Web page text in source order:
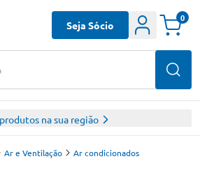
Seja Sócio
0
na sua região
Ar e Ventilação Ar condicionados